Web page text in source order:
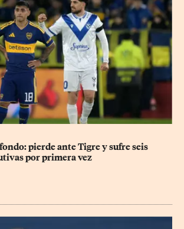
pierde ante Tigre y sufre seis
por primera vez